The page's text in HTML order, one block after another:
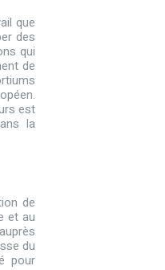
que
des
qui
de
est
la
de
et au
du
pour